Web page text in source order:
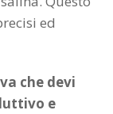
ed
che devi
e